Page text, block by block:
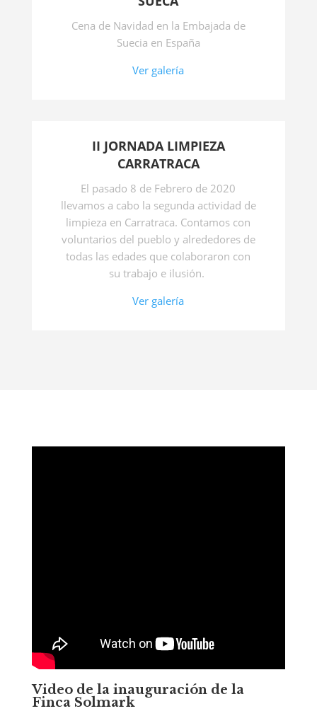
Cena de Navidad en la Embajada de
Suecia en España
Ver galería
II JORNADA LIMPIEZA
CARRATRACA
El pasado 8 de Febrero de 2020
llevamos a cabo la segunda actividad de
limpieza en Carratraca. Contamos con
voluntarios del pueblo y alrededores de
todas las edades que colaboraron con
su trabajo e ilusión.
Ver galería
Video de la inauguración de la
Finca Solmark